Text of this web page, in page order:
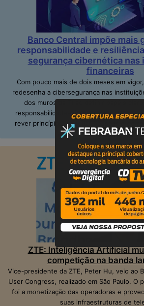
Banco Central impõe mais
responsabilidade e
segurança cibernética
financeiras
Com pouco mais de dois meses em
redesenha a cibersegurança nas
dos muros da TI ao definir papéis
responsabilidades, inclusive no alto
rever princípios; adequar pessoas e de
ZTE: Inteligência Artificial
competição na banda
Vice-presidente da ZTE, Peter Hu, veio ao
User Congress, realizado em São Paulo. O
foi a monetização das operadoras e
suas infraestruturas de